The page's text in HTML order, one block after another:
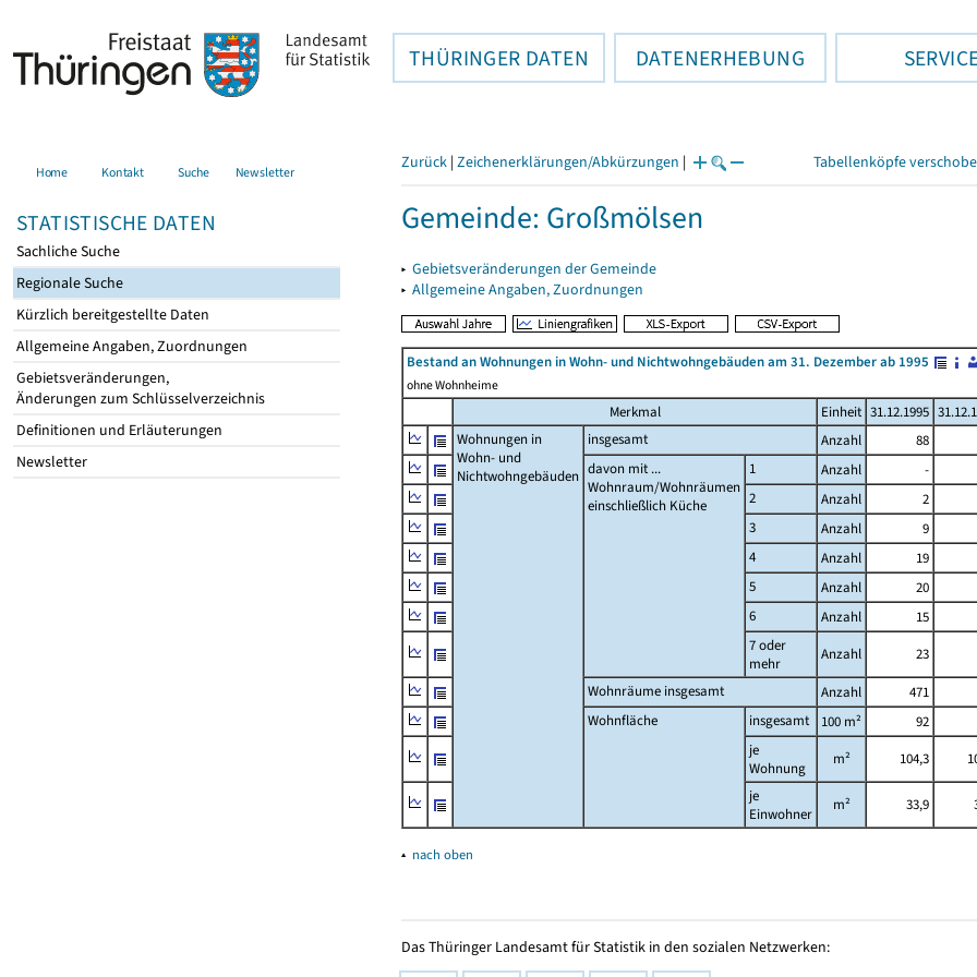
THÜRINGER DATEN DATENERHEBUNG
Home Kontakt Suche Newsletter
STATISTISCHE DATEN
Sachliche Suche
Regionale Suche
Kürzlich bereitgestellte Daten
Allgemeine Angaben, Zuordnungen
Gebietsveränderungen,
Änderungen zum Schlüsselverzeichnis
Definitionen und Erläuterungen
Newsletter
Zurück | Zeichenerklärungen/Abkürzungen | Tabellenköpfe
Gemeinde: Großmölsen
▸ Gebietsveränderungen der Gemeinde
▸ Allgemeine Angaben, Zuordnungen
Bestand an Wohnungen in Wohn- und Nichtwohngebäuden am 31. Dezember ab 1995
ohne Wohnheime
Merkmal Einheit 31.12.1995
Wohnungen in
Wohn- und
Nichtwohngebäuden
insgesamt Anzahl 88
davon mit ...
Wohnraum/Wohnräumen
einschließlich Küche
1 Anzahl -
2
Anzahl 2
3
Anzahl 9
4
Anzahl 19
5
Anzahl 20
6
Anzahl 15
7 oder
mehr
Anzahl 23
Wohnräume insgesamt
Anzahl 471
Wohnfläche
insgesamt 100 m² 92
je
Wohnung
m² 104,3
je
Einwohner
m² 33,9
▴ nach oben
Das Thüringer Landesamt für Statistik in den sozialen Netzwerken: